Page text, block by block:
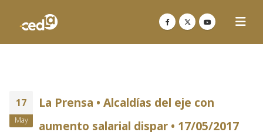
17
May
La Prensa • Alcaldías del eje con
aumento salarial dispar • 17/05/2017